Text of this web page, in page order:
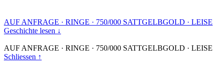
AUF ANFRAGE · RINGE · 750/000 SATTGELBGOLD · LEISE
Geschichte lesen ↓
AUF ANFRAGE · RINGE · 750/000 SATTGELBGOLD · LEISE
Schliessen ↑